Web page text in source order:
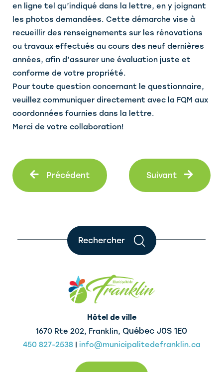
en ligne tel qu’indiqué dans la lettre, en y joignant
les photos demandées. Cette démarche vise à
recueillir des renseignements sur les rénovations
ou travaux effectués au cours des neuf dernières
années, afin d’assurer une évaluation juste et
conforme de votre propriété.
Pour toute question concernant le questionnaire,
veuillez communiquer directement avec la FQM aux
coordonnées fournies dans la lettre.
Merci de votre collaboration!
Précédent Suivant
Rechercher
Hôtel de ville
1670 Rte 202, Franklin, Québec J0S 1E0
450 827-2538| info@municipalitedefranklin.ca